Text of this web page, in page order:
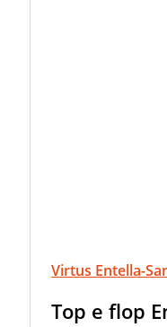
Virtus Entella-
Top e flop